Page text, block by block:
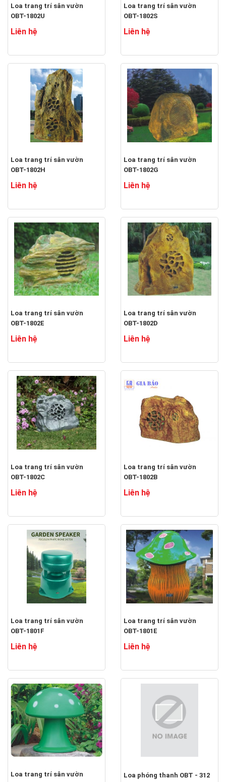
Loa trang trí sân vườn
OBT-1802U
Liên hệ
Loa trang trí sân vườn
OBT-1802S
Liên hệ
Loa trang trí sân vườn
OBT-1802H
Liên hệ
Loa trang trí sân vườn
OBT-1802G
Liên hệ
Loa trang trí sân vườn
OBT-1802E
Liên hệ
Loa trang trí sân vườn
OBT-1802D
Liên hệ
Loa trang trí sân vườn
OBT-1802C
Liên hệ
Loa trang trí sân vườn
OBT-1802B
Liên hệ
Loa trang trí sân vườn
OBT-1801F
Liên hệ
Loa trang trí sân vườn
OBT-1801E
Liên hệ
Loa trang trí sân vườn
Loa phóng thanh OBT - 312